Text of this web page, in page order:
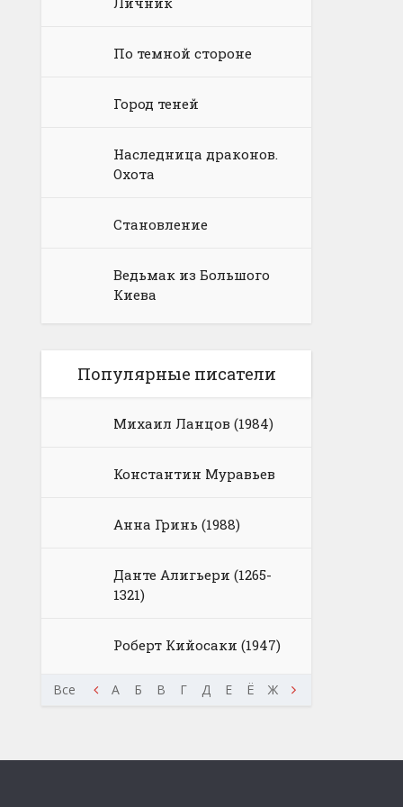
По темной стороне
Город теней
Наследница драконов.
Охота
Становление
Ведьмак из Большого
Киева
Популярные писатели
Михаил Ланцов (1984)
Константин Муравьев
Анна Гринь (1988)
Данте Алигьери (1265-
1321)
Роберт Кийосаки (1947)
Все
Ю Я А Б В Г Д Е Ё Ж З